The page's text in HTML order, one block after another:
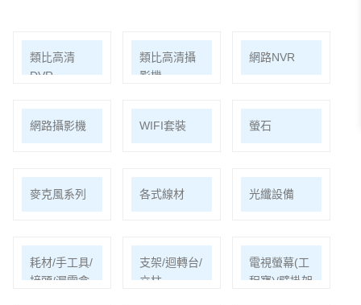
類比高清
DVR
類比高清攝
影機
網路NVR
網路攝影機 WIFI套裝 螢石
麥克風系列 各式線材 光纖設備
耗材/手工具/
接頭/漏電盒
支架/迴轉台/
立柱
電視螢幕(工
程寶)/壁掛架